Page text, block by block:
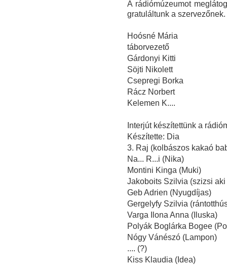
A rádiómúzeumot
gratuláltunk a szervezőnek.
Hoósné Mária
táborvezető
Gárdonyi Kitti
Söjti Nikolett
Csepregi Borka
Rácz Norbert
Kelemen K....
Interjút készítettünk a
Készítette: Dia
3. Raj (kolbászos kakaó
Na... R...i (Nika)
Montini Kinga (Muki)
Jakoboits Szilvia (szizsi
Geb Adrien (Nyugdíjas)
Gergelyfy Szilvia
Varga Ilona Anna (Iluska)
Polyák Boglárka Bogee
Nógy Vánészó (Lampon)
.... (?)
Kiss Klaudia (Idea)